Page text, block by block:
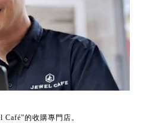
的收購專門店。